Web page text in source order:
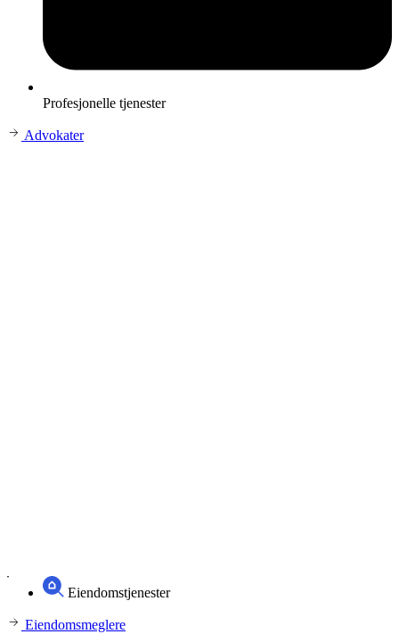
Profesjonelle tjenester
Advokater
Eiendomstjenester
Eiendomsmeglere